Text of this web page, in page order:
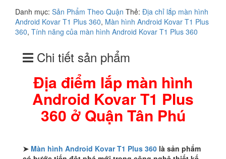
màn
hình
Android
T1
Plus
Danh mục: Sản Phẩm Theo Quận Thẻ: Địa chỉ lắp màn hình
Android Kovar T1 Plus 360, Màn hình Android Kovar T1 Plus
360, Tính năng của màn hình Android Kovar T1 Plus 360
Chi tiết sản phẩm
Địa điểm lắp màn hình
Android Kovar T1 Plus
360 ở Quận Tân Phú
➤ Màn hình Android Kovar T1 Plus 360 là sản phẩm